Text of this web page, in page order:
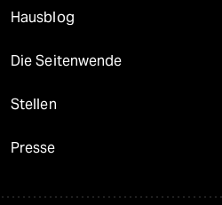
Hausblog
Die Seitenwende
Stellen
Presse